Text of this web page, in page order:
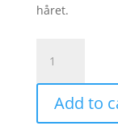
håret.
Med
Blomsterbukett
Farge
Add to